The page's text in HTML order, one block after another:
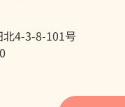
北4-3-8-101号